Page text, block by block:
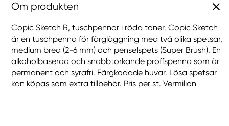
Om produkten
Copic Sketch R, tuschpennor i röda toner. Copic Sketch
är en tuschpenna för färgläggning med två olika spetsar,
medium bred (2-6 mm) och penselspets (Super Brush). En
alkoholbaserad och snabbtorkande proffspenna som är
permanent och syrafri. Färgkodade huvar. Lösa spetsar
kan köpas som extra tillbehör. Pris per st. Vermilion